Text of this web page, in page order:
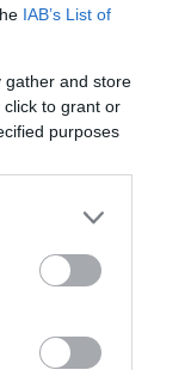
IAB’s List of
gather and store
to grant or
purposes